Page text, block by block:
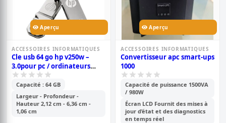
Aperçu
ACCESSOIRES INFORMATIQUES
Cle usb 64 go hp v250w –
3.0pour pc / ordinateurs
portables
Capacité : 64 GB
Largeur - Profondeur -
Hauteur 2,12 cm - 6,36 cm -
1,06 cm
Aperçu
ACCESSOIRES INFORMATIQUES
Convertisseur apc smart-ups
1000
Capacité de puissance 1500VA
/ 980W
Écran LCD Fournit des mises à
jour d’état et des diagnostics
en temps réel